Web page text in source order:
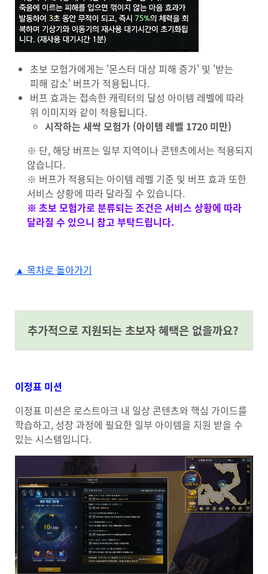
초보 모험가에게는 '몬스터 대상 피해 증가' 및 '받는
피해 감소' 버프가 적용됩니다.
버프 효과는 접속한 캐릭터의 달성 아이템 레벨에 따라
위 이미지와 같이 적용됩니다.
시작하는 새싹 모험가 (아이템 레벨 1720 미만)
※ 단, 해당 버프는 일부 지역이나 콘텐츠에서는 적용되지
않습니다.
※ 버프가 적용되는 아이템 레벨 기준 및 버프 효과 또한
서비스 상황에 따라 달라질 수 있습니다.
※ 초보 모험가로 분류되는 조건은 서비스 상황에 따라
달라질 수 있으니 참고 부탁드립니다.
▲ 목차로 돌아가기
추가적으로 지원되는 초보자 혜택은 없을까요?
이정표 미션
이정표 미션은 로스트아크 내 일상 콘텐츠와 핵심 가이드를
학습하고, 성장 과정에 필요한 일부 아이템을 지원 받을 수
있는 시스템입니다.